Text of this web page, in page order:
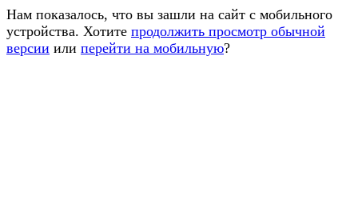
Нам показалось, что вы зашли на сайт с мобильного
устройства. Хотите продолжить просмотр обычной
версии или перейти на мобильную?